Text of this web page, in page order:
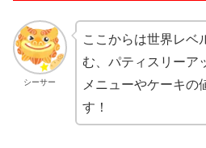
シーサー
ここからは世界レベ
む、パティスリーア
メニューやケーキの
す！